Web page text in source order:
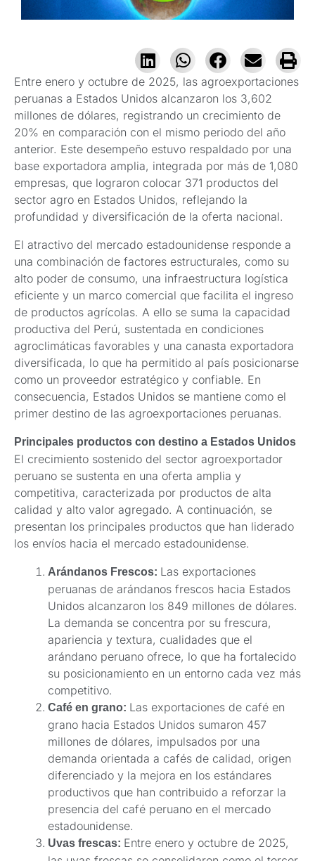
Entre enero y octubre de 2025, las agroexportaciones
peruanas a Estados Unidos alcanzaron los 3,602
millones de dólares, registrando un crecimiento de
20% en comparación con el mismo periodo del año
anterior. Este desempeño estuvo respaldado por una
base exportadora amplia, integrada por más de 1,080
empresas, que lograron colocar 371 productos del
sector agro en Estados Unidos, reflejando la
profundidad y diversificación de la oferta nacional.
El atractivo del mercado estadounidense responde a
una combinación de factores estructurales, como su
alto poder de consumo, una infraestructura logística
eficiente y un marco comercial que facilita el ingreso
de productos agrícolas. A ello se suma la capacidad
productiva del Perú, sustentada en condiciones
agroclimáticas favorables y una canasta exportadora
diversificada, lo que ha permitido al país posicionarse
como un proveedor estratégico y confiable. En
consecuencia, Estados Unidos se mantiene como el
primer destino de las agroexportaciones peruanas.
Principales productos con destino a Estados Unidos
El crecimiento sostenido del sector agroexportador
peruano se sustenta en una oferta amplia y
competitiva, caracterizada por productos de alta
calidad y alto valor agregado. A continuación, se
presentan los principales productos que han liderado
los envíos hacia el mercado estadounidense.
Arándanos Frescos: Las exportaciones
peruanas de arándanos frescos hacia Estados
Unidos alcanzaron los 849 millones de dólares.
La demanda se concentra por su frescura,
apariencia y textura, cualidades que el
arándano peruano ofrece, lo que ha fortalecido
su posicionamiento en un entorno cada vez más
competitivo.
Café en grano: Las exportaciones de café en
grano hacia Estados Unidos sumaron 457
millones de dólares, impulsados por una
demanda orientada a cafés de calidad, origen
diferenciado y la mejora en los estándares
productivos que han contribuido a reforzar la
presencia del café peruano en el mercado
estadounidense.
Uvas frescas: Entre enero y octubre de 2025,